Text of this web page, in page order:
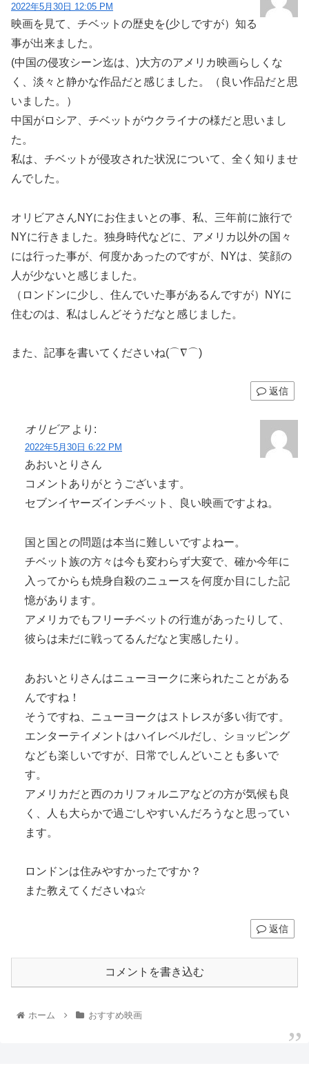
2022年5月30日 12:05 PM
映画を見て、チベットの歴史を(少しですが）知る
事が出来ました。
(中国の侵攻シーン迄は、)大方のアメリカ映画らしくな
く、淡々と静かな作品だと感じました。（良い作品だと思
いました。）
中国がロシア、チベットがウクライナの様だと思いまし
た。
私は、チベットが侵攻された状況について、全く知りませ
んでした。
オリビアさんNYにお住まいとの事、私、三年前に旅行で
NYに行きました。独身時代などに、アメリカ以外の国々
には行った事が、何度かあったのですが、NYは、笑顔の
人が少ないと感じました。
（ロンドンに少し、住んでいた事があるんですが）NYに
住むのは、私はしんどそうだなと感じました。
また、記事を書いてくださいね(⌒∇⌒)
返信
オリビア より:
2022年5月30日 6:22 PM
あおいとりさん
コメントありがとうございます。
セブンイヤーズインチベット、良い映画ですよね。
国と国との問題は本当に難しいですよねー。
チベット族の方々は今も変わらず大変で、確か今年に
入ってからも焼身自殺のニュースを何度か目にした記
憶があります。
アメリカでもフリーチベットの行進があったりして、
彼らは未だに戦ってるんだなと実感したり。
あおいとりさんはニューヨークに来られたことがある
んですね！
そうですね、ニューヨークはストレスが多い街です。
エンターテイメントはハイレベルだし、ショッピング
なども楽しいですが、日常でしんどいことも多いで
す。
アメリカだと西のカリフォルニアなどの方が気候も良
く、人も大らかで過ごしやすいんだろうなと思ってい
ます。
ロンドンは住みやすかったですか？
また教えてくださいね☆
返信
コメントを書き込む
ホーム おすすめ映画